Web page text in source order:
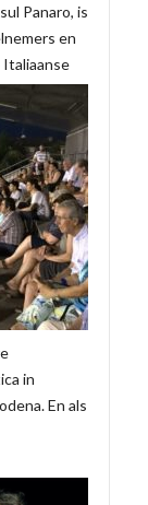
Panaro, is
en
Italiaanse
in
En als